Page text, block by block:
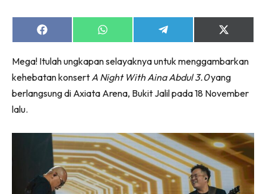
Share
on
Share
on
Share
on
Share
on
(Twitter)
Mega! Itulah ungkapan selayaknya untuk menggambarkan
kehebatan konsert A Night With Aina Abdul 3.0yang
berlangsung di Axiata Arena, Bukit Jalil pada 18 November
lalu.